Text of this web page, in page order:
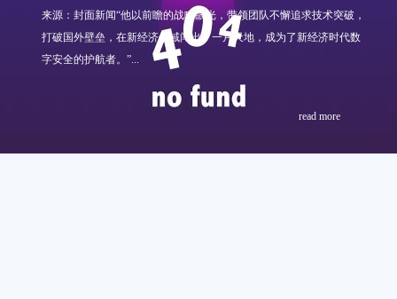
来源：封面新闻“他以前瞻的战略眼光，带领团队不懈追求技术突破，
打破国外壁垒，在新经济领域闯出了一片天地，成为了新经济时代数
字安全的护航者。”...
read more